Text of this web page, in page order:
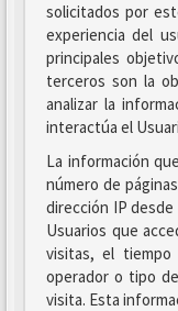
solicitados por
experiencia del
principales
terceros son la
analizar la
interactúa el
La información
número de
dirección IP
Usuarios que
visitas, el
operador o tipo
visita. Esta